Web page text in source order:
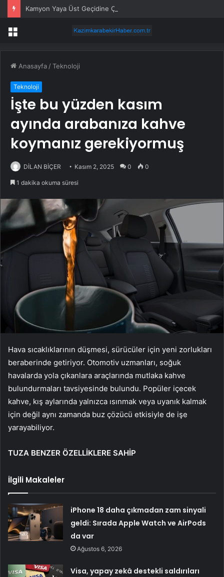
Kamyon Yaya Üst Geçidine Çarptı
Menü
Anasayfa /Teknoloji
Teknoloji
İşte bu yüzden kasım
ayında arabanıza kahve
koymanız gerekiyormuş
DİLAN BİÇER Kasım 2, 2025 0 0
1 dakika okuma süresi
Hava sıcaklıklarının düşmesi, sürücüler için yeni zorlukları
beraberinde getiriyor. Otomotiv uzmanları, soğuk
havalarda yola çıkanlara araçlarında mutlaka kahve
bulundurmaları tavsiyesinde bulundu. Popüler içecek
kahve, kış aylarında yalnızca ısınmak veya uyanık kalmak
için değil aynı zamanda buz çözücü etkisiyle de işe
yarayabiliyor.
TUZA BENZER ÖZELLİKLERE SAHİP
İlgili Makaleler
iPhone 18 daha çıkmadan zam sinyali
geldi: Sırada Apple Watch ve AirPods
da var
Ağustos 6, 2026
Visa, yapay zekâ destekli saldırıları